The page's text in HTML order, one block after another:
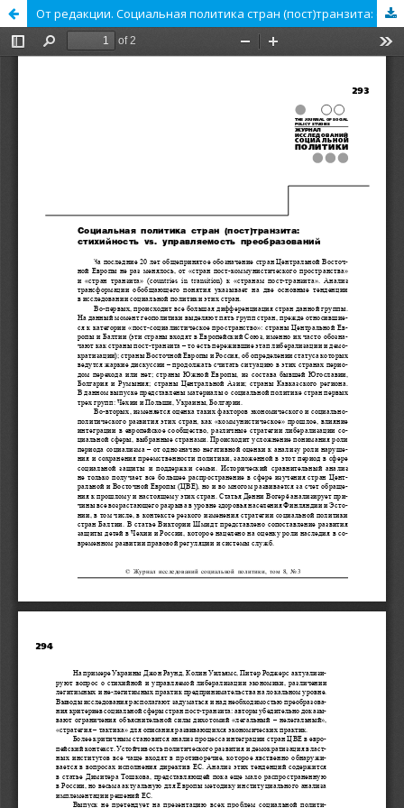
От редакции. Социальная политика стран (пост)транзита: стихийность vs. управляемость преобразований